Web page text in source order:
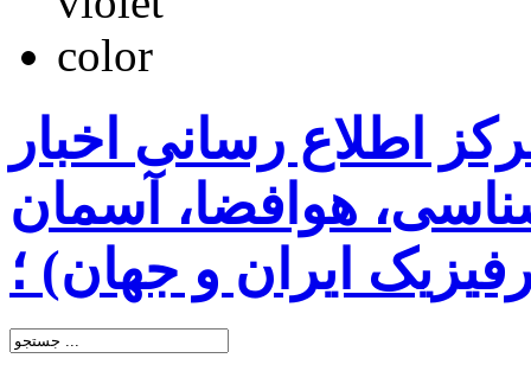
اطلاع رسانی اخبار
هوافضا، آسمان
ایران و جهان) ؛